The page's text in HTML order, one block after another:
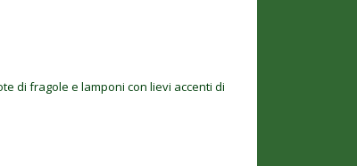
di fragole e lamponi con lievi accenti di